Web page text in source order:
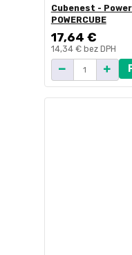
Cubenest -
POWERCUBE
17,64 €
14,34 € bez DPH